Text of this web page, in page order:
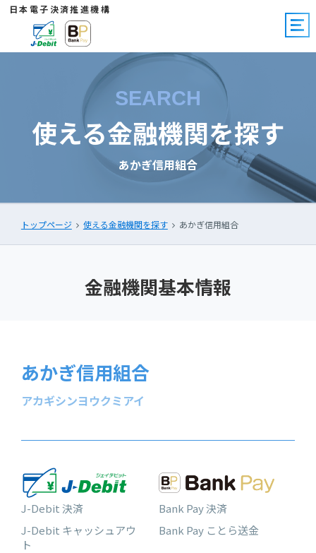
日本電子決済推進機構
SEARCH
使える金融機関を探す
あかぎ信用組合
トップページ 使える金融機関を探す あかぎ信用組合
金融機関基本情報
あかぎ信用組合
アカギシンヨウクミアイ
J-Debit 決済
J-Debit キャッシュアウ
ト
Bank Pay 決済
Bank Pay ことら送金